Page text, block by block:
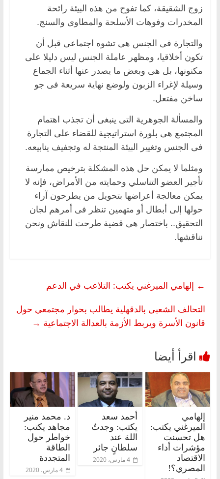
زوج الشقيقة، كما تفوح من هذه البيئة رائحة
المخدرات وفوهات الأسلحة والمطاوى والسنج.
والتجارة فى الجنس هى تشوه اجتماعى قبل أن
تكون أخلاقيا، ومظهر عاملة الجنس ليس دليلا على
مكنونها، بل هى وبعض ما يصدر عنها أثناء الجماع
وسيلة لإغراء الزبون ولوضع نهاية سريعة فى جو
ساخن مفتعل.
والمسألة الجوهرية التى ينبغى أن تجذب اهتمام
المجتمع هى بلورة استراتيجية للقضاء على التجارة
فى الجنس وتغيير البيئة المنتجة له وتجفيف ينابيعه.
ومثلما لا يمكن حل هذه المشكلة بترخيص ممارسة
تأجير العضو التناسلي وحمايته من الأمراض، فإنه لا
يمكن معالجة أعراضها بتحويل من يطرحون آراء
حولها إلى أبطال أو متهمين تنظر فى أمرهم لجان
التحقيق.. باختصار هى قضية طرحت للنقاش ونحن
نناقشها.
← إلهامي الميرغني يكتب: التلاعب في الدعم
التحالف الشعبي بالدقهلية يطالب بحوار مجتمعي حول
قانون الأسرة ويربط الأزمة بالعدالة الاجتماعية →
إلهامي
الميرغني يكتب:
هل تحسنت
مؤشرات أداء
الاقتصاد
المصري؟!
أحمد سعد
يكتب: وجدتُ
اللهَ عند
سلطانٍ جائر
4 مارس، 2020
د. محمد منير
مجاهد يكتب:
خواطر حول
الطاقة
المتجددة
4 مارس، 2020